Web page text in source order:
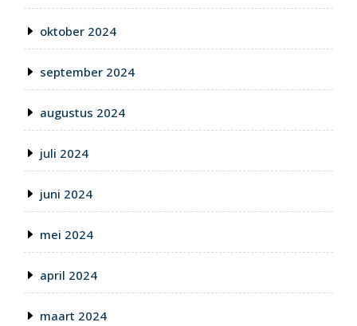
oktober 2024
september 2024
augustus 2024
juli 2024
juni 2024
mei 2024
april 2024
maart 2024